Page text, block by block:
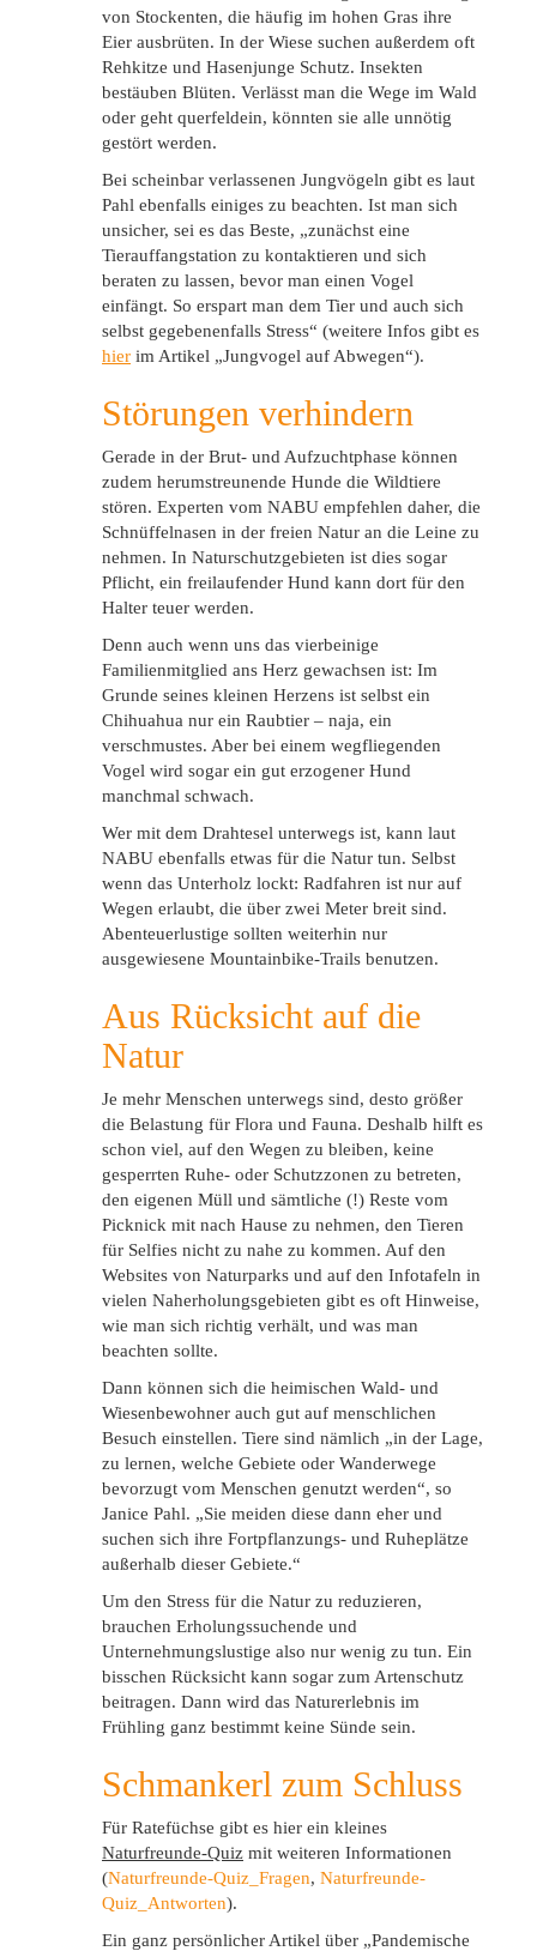
von Stockenten, die häufig im hohen Gras ihre
Eier ausbrüten. In der Wiese suchen außerdem oft
Rehkitze und Hasenjunge Schutz. Insekten
bestäuben Blüten. Verlässt man die Wege im Wald
oder geht querfeldein, könnten sie alle unnötig
gestört werden.
Bei scheinbar verlassenen Jungvögeln gibt es laut
Pahl ebenfalls einiges zu beachten. Ist man sich
unsicher, sei es das Beste, „zunächst eine
Tierauffangstation zu kontaktieren und sich
beraten zu lassen, bevor man einen Vogel
einfängt. So erspart man dem Tier und auch sich
selbst gegebenenfalls Stress“ (weitere Infos gibt es
hier im Artikel „Jungvogel auf Abwegen“).
Störungen verhindern
Gerade in der Brut- und Aufzuchtphase können
zudem herumstreunende Hunde die Wildtiere
stören. Experten vom NABU empfehlen daher, die
Schnüffelnasen in der freien Natur an die Leine zu
nehmen. In Naturschutzgebieten ist dies sogar
Pflicht, ein freilaufender Hund kann dort für den
Halter teuer werden.
Denn auch wenn uns das vierbeinige
Familienmitglied ans Herz gewachsen ist: Im
Grunde seines kleinen Herzens ist selbst ein
Chihuahua nur ein Raubtier – naja, ein
verschmustes. Aber bei einem wegfliegenden
Vogel wird sogar ein gut erzogener Hund
manchmal schwach.
Wer mit dem Drahtesel unterwegs ist, kann laut
NABU ebenfalls etwas für die Natur tun. Selbst
wenn das Unterholz lockt: Radfahren ist nur auf
Wegen erlaubt, die über zwei Meter breit sind.
Abenteuerlustige sollten weiterhin nur
ausgewiesene Mountainbike-Trails benutzen.
Aus Rücksicht auf die
Natur
Je mehr Menschen unterwegs sind, desto größer
die Belastung für Flora und Fauna. Deshalb hilft es
schon viel, auf den Wegen zu bleiben, keine
gesperrten Ruhe- oder Schutzzonen zu betreten,
den eigenen Müll und sämtliche (!) Reste vom
Picknick mit nach Hause zu nehmen, den Tieren
für Selfies nicht zu nahe zu kommen. Auf den
Websites von Naturparks und auf den Infotafeln in
vielen Naherholungsgebieten gibt es oft Hinweise,
wie man sich richtig verhält, und was man
beachten sollte.
Dann können sich die heimischen Wald- und
Wiesenbewohner auch gut auf menschlichen
Besuch einstellen. Tiere sind nämlich „in der Lage,
zu lernen, welche Gebiete oder Wanderwege
bevorzugt vom Menschen genutzt werden“, so
Janice Pahl. „Sie meiden diese dann eher und
suchen sich ihre Fortpflanzungs- und Ruheplätze
außerhalb dieser Gebiete.“
Um den Stress für die Natur zu reduzieren,
brauchen Erholungssuchende und
Unternehmungslustige also nur wenig zu tun. Ein
bisschen Rücksicht kann sogar zum Artenschutz
beitragen. Dann wird das Naturerlebnis im
Frühling ganz bestimmt keine Sünde sein.
Schmankerl zum Schluss
Für Ratefüchse gibt es hier ein kleines
Naturfreunde-Quiz mit weiteren Informationen
(Naturfreunde-Quiz_Fragen, Naturfreunde-
Quiz_Antworten).
Ein ganz persönlicher Artikel über „Pandemische